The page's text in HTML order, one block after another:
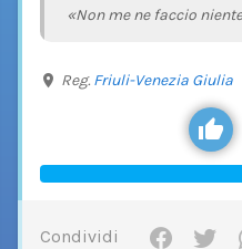
«Non me ne faccio
Reg. Friuli-Venezia Giulia
Condividi